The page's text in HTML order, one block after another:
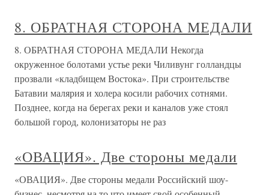
8. ОБРАТНАЯ СТОРОНА МЕДАЛИ
8. ОБРАТНАЯ СТОРОНА МЕДАЛИ Некогда
окруженное болотами устье реки Чиливунг голландцы
прозвали «кладбищем Востока». При строительстве
Батавии малярия и холера косили рабочих сотнями.
Позднее, когда на берегах реки и каналов уже стоял
большой город, колонизаторы не раз
«ОВАЦИЯ». Две стороны медали
«ОВАЦИЯ». Две стороны медали Российский шоу-